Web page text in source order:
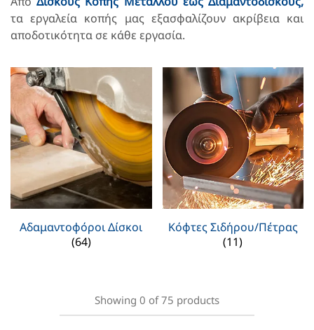
τα εργαλεία κοπής μας εξασφαλίζουν ακρίβεια και
αποδοτικότητα σε κάθε εργασία.
Αδαμαντοφόροι Δίσκοι
(64)
Κόφτες Σιδήρου/Πέτρας
(11)
Showing 0 of75 products